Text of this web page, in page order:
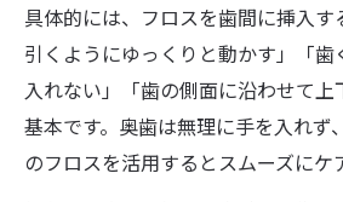
具体的には、フロスを歯間に挿入す
引くようにゆっくりと動かす」「
入れない」「歯の側面に沿わせて
基本です。奥歯は無理に手を入れず
のフロスを活用するとスムーズにケ